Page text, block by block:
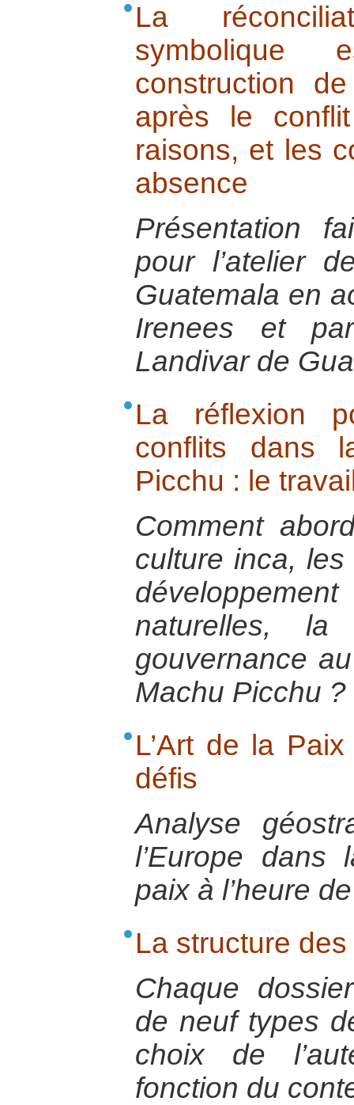
La
symbolique
construction
après le
raisons, et les
absence
Présentation
pour l’atelier
Guatemala en
Irenees et
Landivar de
La réflexion
conflits dans
Picchu : le
Comment
culture inca,
naturelles, la
gouvernance
Machu Picchu ?
L’Art de la
défis
Analyse
l’Europe dans
paix à l’heure
La structure
Chaque
de neuf types
choix de
fonction du